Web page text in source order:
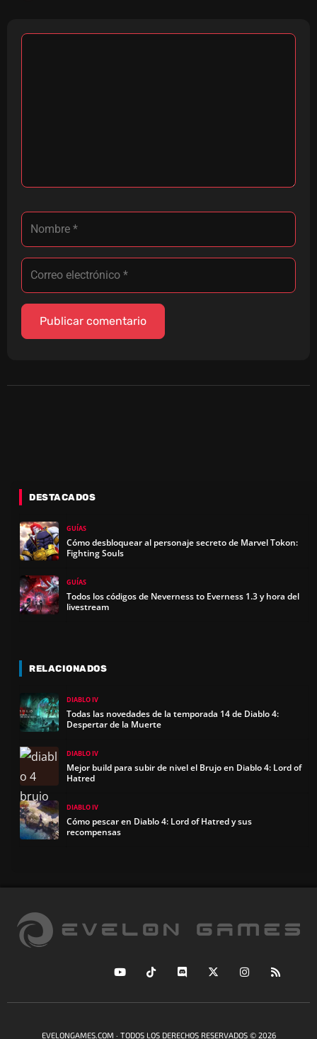
DESTACADOS
GUÍAS
Cómo desbloquear al personaje secreto de Marvel Tokon:
Fighting Souls
GUÍAS
Todos los códigos de Neverness to Everness 1.3 y hora del
livestream
RELACIONADOS
DIABLO IV
Todas las novedades de la temporada 14 de Diablo 4:
Despertar de la Muerte
DIABLO IV
Mejor build para subir de nivel el Brujo en Diablo 4: Lord of
Hatred
DIABLO IV
Cómo pescar en Diablo 4: Lord of Hatred y sus
recompensas
EVELONGAMES.COM · TODOS LOS DERECHOS RESERVADOS © 2026